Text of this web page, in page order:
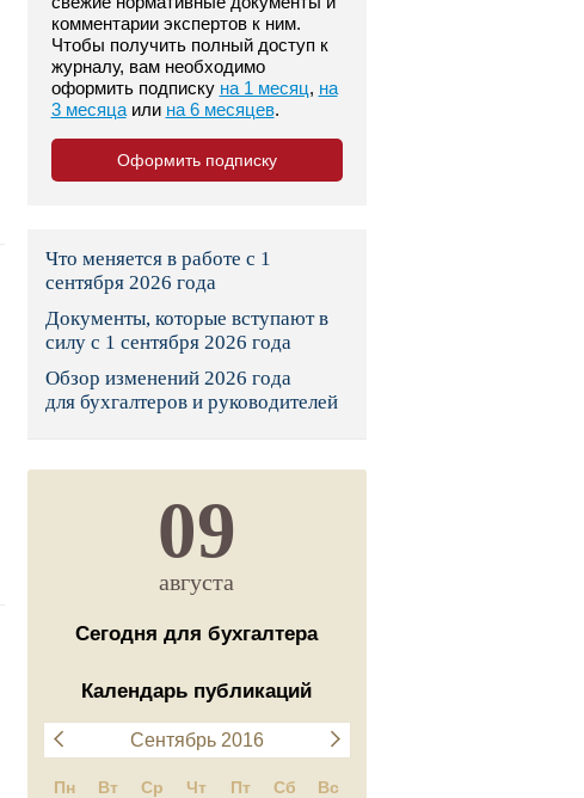
фонд
фонд России
юрисдикции
комментарии экспертов к ним.
Чтобы получить полный доступ к
журналу, вам необходимо
оформить подписку на 1 месяц, на
3 месяцаили на 6 месяцев.
Оформить подписку
Что меняется в работе с 1
сентября 2026 года
Документы, которые вступают в
силу с 1 сентября 2026 года
Обзор изменений 2026 года
для бухгалтеров и руководителей
09
августа
Сегодня для бухгалтера
Календарь публикаций
Сентябрь 2016
Пн Вт Ср Чт Пт Сб Вс